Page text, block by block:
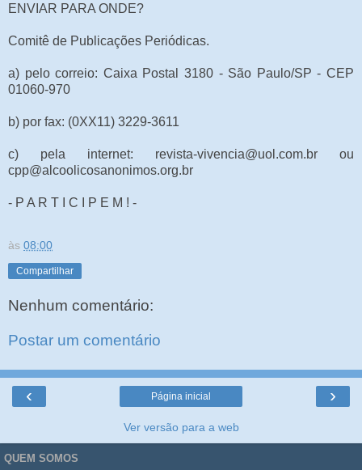
ENVIAR PARA ONDE?
Comitê de Publicações Periódicas.
a) pelo correio: Caixa Postal 3180 - São Paulo/SP - CEP
01060-970
b) por fax: (0XX11) 3229-3611
c) pela internet: revista-vivencia@uol.com.br ou
cpp@alcoolicosanonimos.org.br
- P A R T I C I P E M ! -
às 08:00
Compartilhar
Nenhum comentário:
Postar um comentário
‹ ›
Página inicial
Ver versão para a web
QUEM SOMOS